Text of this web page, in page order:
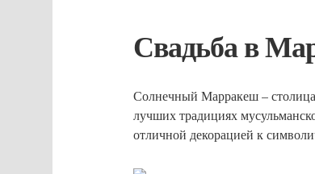
Свадьба в
Солнечный Марракеш – столица
лучших традициях
отличной декорацией к